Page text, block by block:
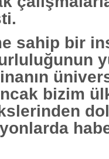
sahip bir
bizim